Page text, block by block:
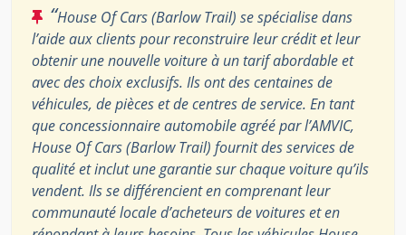
“House Of Cars (Barlow Trail) se spécialise dans
l’aide aux clients pour reconstruire leur crédit et leur
obtenir une nouvelle voiture à un tarif abordable et
avec des choix exclusifs. Ils ont des centaines de
véhicules, de pièces et de centres de service. En tant
que concessionnaire automobile agréé par l’AMVIC,
House Of Cars (Barlow Trail) fournit des services de
qualité et inclut une garantie sur chaque voiture qu’ils
vendent. Ils se différencient en comprenant leur
communauté locale d’acheteurs de voitures et en